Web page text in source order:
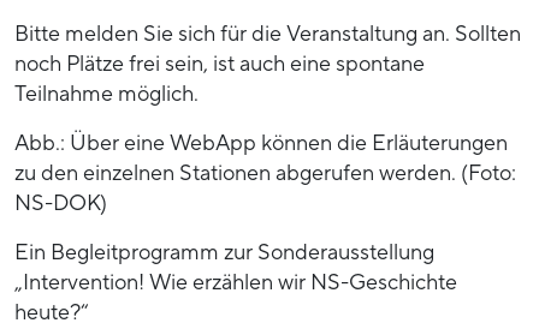
Bitte melden Sie sich für die Veranstaltung an. Sollten
noch Plätze frei sein, ist auch eine spontane
Teilnahme möglich.
Abb.: Über eine WebApp können die Erläuterungen
zu den einzelnen Stationen abgerufen werden. (Foto:
NS-DOK)
Ein Begleitprogramm zur Sonderausstellung
„Intervention! Wie erzählen wir NS-Geschichte
heute?“